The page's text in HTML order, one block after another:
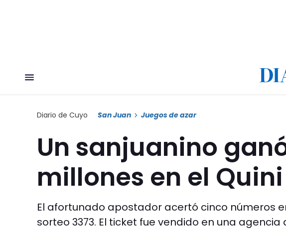
Diario de Cuyo San Juan Juegos de azar
Un sanjuanino
millones en el
El afortunado apostador acertó cinco números
sorteo 3373. El ticket fue vendido en una agencia